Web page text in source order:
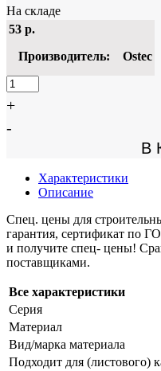
На складе
53 р.
Производитель:
Ostec
+
-
В
Характеристики
Описание
Спец. цены для
гарантия, сертификат по
и получите спец- цены!
поставщиками.
Все характеристики
Серия
Материал
Вид/марка материала
Подходит для (листового)